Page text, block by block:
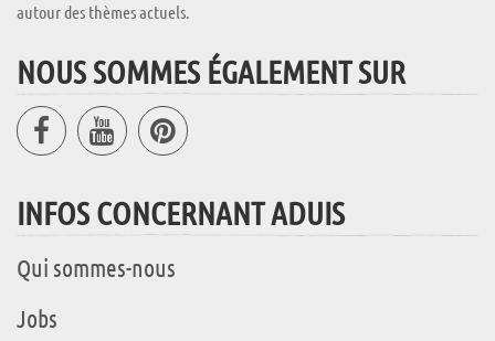
autour des thèmes actuels.
NOUS SOMMES ÉGALEMENT SUR
INFOS CONCERNANT ADUIS
Qui sommes-nous
Jobs